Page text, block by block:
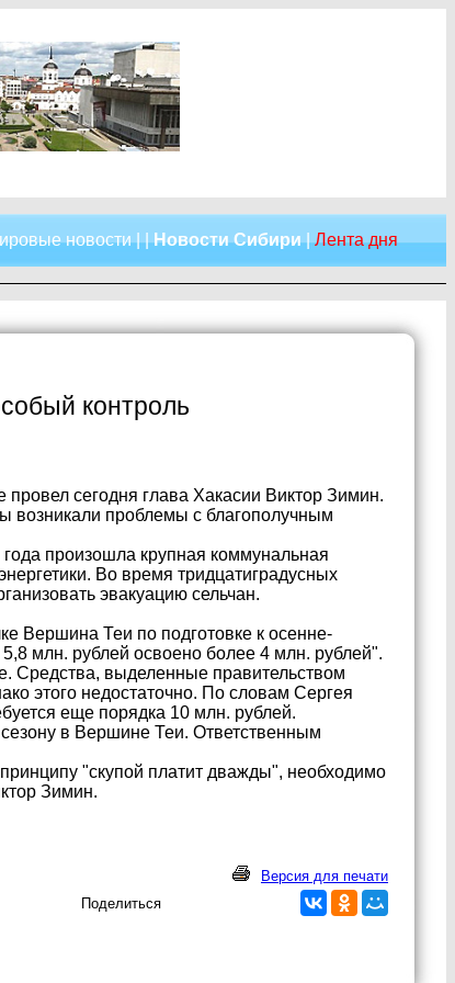
новости| |Новости Сибири|Лента дня
контроль
сегодня глава Хакасии Виктор Зимин.
возникали проблемы с благополучным
произошла крупная коммунальная
Во время тридцатиградусных
эвакуацию сельчан.
Вершина Теи по подготовке к осенне-
млн. рублей освоено более 4 млн. рублей".
Средства, выделенные правительством
этого недостаточно. По словам Сергея
еще порядка 10 млн. рублей.
сезону в Вершине Теи. Ответственным
"скупой платит дважды", необходимо
Зимин.
Версия для печати
Поделиться